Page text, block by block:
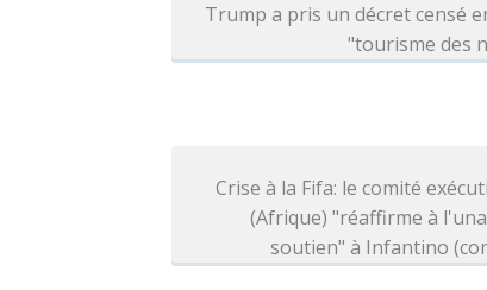
Trump a pris un décret censé
"tourisme des
Crise à la Fifa: le comité
(Afrique) "réaffirme à
soutien" à Infantino